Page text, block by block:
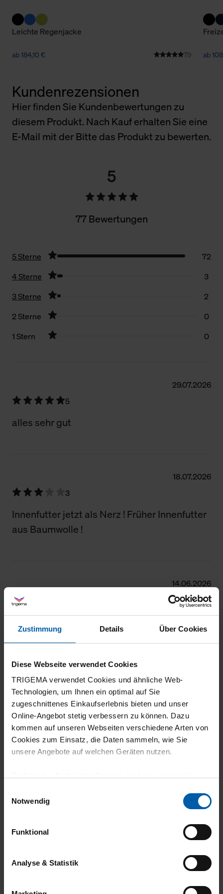
Zustimmung Details Über Cookies
Diese Webseite verwendet Cookies
TRIGEMA verwendet Cookies und ähnliche Web-
Technologien, um Ihnen ein optimal auf Sie
zugeschnittenes Einkaufserlebnis bieten und unser
Online-Angebot stetig verbessern zu können. Dazu
kommen auf unseren Webseiten verschiedene Arten von
Cookies zum Einsatz, die Daten sammeln, wie Sie
unsere Angebote auf welchen Geräten nutzen.
grundlegende Funktionen wie etwa zur Auswahl und
gewährleisten.
Für die Darstellung personalisierter Angebote, Anzeigen
und Inhalte aufgrund Ihres Nutzerverhaltens und Ihres
Notwendig
Funktional
Analyse & Statistik
Leichte Regenjacke
ab 184,10 € 79 ab
Kundenrezensionen
Hier finden Sie Kundenbewertungen zu
diesem Produkt. Nach Kauf erhalten Sie eine
E-Mail mit der Bitte das Produkt zu bewerten.
5
77 Bewertungen
5 Sterne
72
4 Sterne
3
3 Sterne
2
2 Sterne
0
1 Stern
0
29.07.2026
5
alles sehr gut
18.07.2026
3
Innenfutter jetzt als Nerz ! Früher Innenfutter
aus Baumwolle !
14.06.2026
für Sport und Reise - trocknet schnell und
03.06.2026
5
habe mehrere Jogginghosen Namhafter
Hersteller gekauft und musste Leider
wurden. Der Reisverschluss an den
ausschlaggebender Grund diese Hose zu